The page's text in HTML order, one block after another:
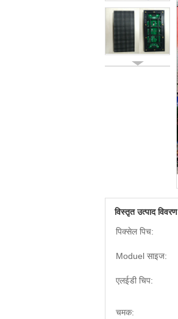
विस्तृत उत्पाद विवरण
पिक्सेल पिच:
Moduel साइज:
एलईडी चिप:
चमक: